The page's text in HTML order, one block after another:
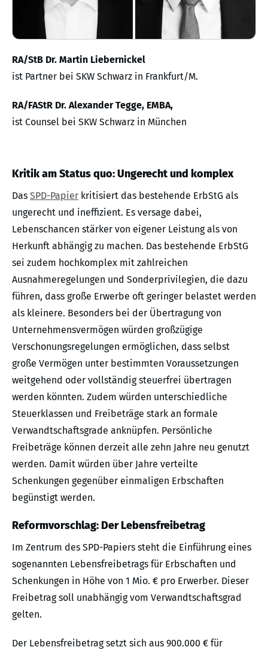
RA/StB Dr. Martin Liebernickel
ist Partner bei SKW Schwarz in Frankfurt/M.
RA/FAStR Dr. Alexander Tegge, EMBA,
ist Counsel bei SKW Schwarz in München
Kritik am Status quo: Ungerecht und komplex
Das SPD-Papier kritisiert das bestehende ErbStG als
ungerecht und ineffizient. Es versage dabei,
Lebenschancen stärker von eigener Leistung als von
Herkunft abhängig zu machen. Das bestehende ErbStG
sei zudem hochkomplex mit zahlreichen
Ausnahmeregelungen und Sonderprivilegien, die dazu
führen, dass große Erwerbe oft geringer belastet werden
als kleinere. Besonders bei der Übertragung von
Unternehmensvermögen würden großzügige
Verschonungsregelungen ermöglichen, dass selbst
große Vermögen unter bestimmten Voraussetzungen
weitgehend oder vollständig steuerfrei übertragen
werden könnten. Zudem würden unterschiedliche
Steuerklassen und Freibeträge stark an formale
Verwandtschaftsgrade anknüpfen. Persönliche
Freibeträge können derzeit alle zehn Jahre neu genutzt
werden. Damit würden über Jahre verteilte
Schenkungen gegenüber einmaligen Erbschaften
begünstigt werden.
Reformvorschlag: Der Lebensfreibetrag
Im Zentrum des SPD-Papiers steht die Einführung eines
sogenannten Lebensfreibetrags für Erbschaften und
Schenkungen in Höhe von 1 Mio. € pro Erwerber. Dieser
Freibetrag soll unabhängig vom Verwandtschaftsgrad
gelten.
Der Lebensfreibetrag setzt sich aus 900.000 € für